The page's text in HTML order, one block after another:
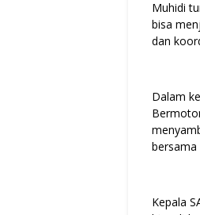
Muhidi
bisa
dan
Dalam
bersama
Kepala